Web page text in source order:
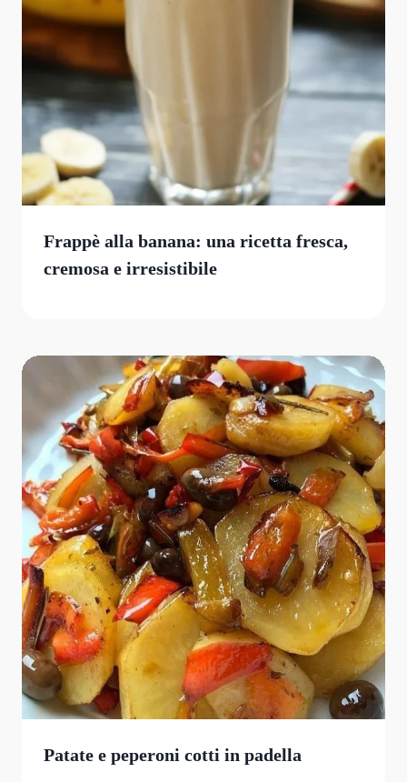
Frappè alla banana: una ricetta fresca,
cremosa e irresistibile
Patate e peperoni cotti in padella